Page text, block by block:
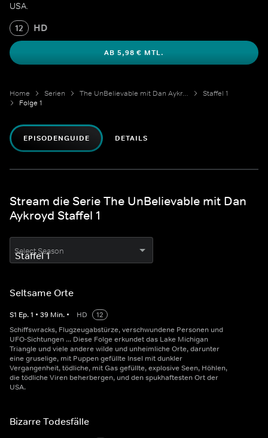
USA.
12 HD
AB 5,98 € MTL.
Home Serien The UnBelievable mit Dan Aykroyd
Staffel 1
Folge 1
EPISODENGUIDE DETAILS
Stream die Serie The UnBelievable mit Dan
Aykroyd Staffel 1
Select Season
Seltsame Orte
S1 Ep.1 • 39 Min. • HD
12
Schiffswracks, Flugzeugabstürze, verschwundene Personen und
UFO-Sichtungen ... Diese Folge erkundet das Lake Michigan
Triangle und viele andere wilde und unheimliche Orte, darunter
eine gruselige, mit Puppen gefüllte Insel mit dunkler
Vergangenheit, tödliche, mit Gas gefüllte, explosive Seen, Höhlen,
die tödliche Viren beherbergen, und den spukhaftesten Ort der
USA.
Bizarre Todesfälle